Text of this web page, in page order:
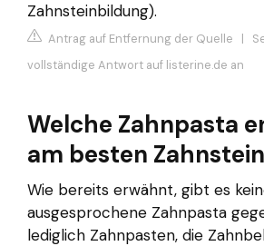
Zahnsteinbildung).
Antrag auf Entfernung der Quelle |
vollständige Antwort auf listerine.de an
Welche Zahnpasta
am besten
Wie bereits erwähnt, gibt es
ausgesprochene Zahnpasta
lediglich Zahnpasten, die